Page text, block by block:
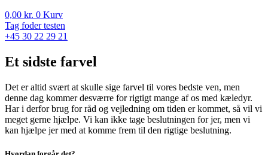
0,00 kr. 0 Kurv
Tag foder testen
+45 30 22 29 21
Et sidste farvel
Det er altid svært at skulle sige farvel til vores bedste ven, men
denne dag kommer desværre for rigtigt mange af os med kæledyr.
Har i derfor brug for råd og vejledning om tiden er kommet, så vil vi
meget gerne hjælpe. Vi kan ikke tage beslutningen for jer, men vi
kan hjælpe jer med at komme frem til den rigtige beslutning.